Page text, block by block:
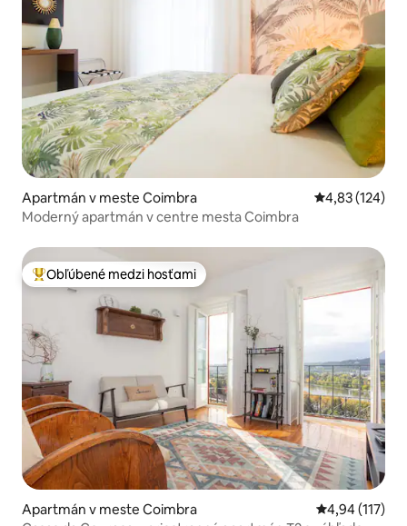
Apartmán v meste Coimbra Priemerné
4,83 (124)
Moderný apartmán v centre mesta Coimbra
Najobľúbenejšie medzi hosťami
Obľúbené medzi hosťami
Apartmán v meste Coimbra Priemerné
4,94 (117)